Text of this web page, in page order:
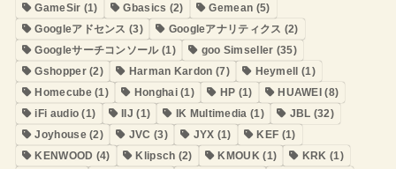
GameSir (1) Gbasics (2) Gemean (5)
Googleアドセンス (3) Googleアナリティクス (2)
Googleサーチコンソール(1) goo Simseller (35)
Gshopper(2) Harman Kardon (7) Heymell (1)
Homecube(1) Honghai(1) HP (1) HUAWEI (8)
iFi audio (1) IIJ (1) IK Multimedia (1) JBL (32)
Joyhouse(2) JVC (3) JYX (1) KEF (1)
KENWOOD (4) Klipsch (2) KMOUK (1) KRK (1)